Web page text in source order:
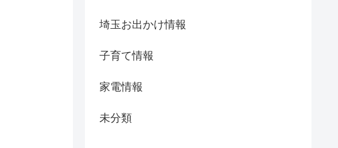
埼玉お出かけ情報
子育て情報
家電情報
未分類